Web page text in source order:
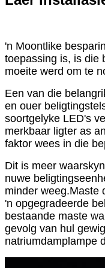
'n Moontlike
toepassing is, is die
moeite werd om te
Een van die
en ouer
soortgelyke LED's
merkbaar ligter as
faktor wees in die
Dit is meer
nuwe
minder weeg.Maste
'n opgegradeerde
bestaande maste
gevolg van hul
natriumdamplampe